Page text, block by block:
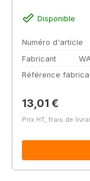
Disponible
Numéro d'article
Fabricant
Référence
Prix régulier :
13,01 €
Prix HT, frais de